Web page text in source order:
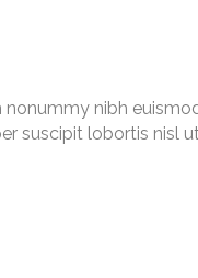
nibh
suscipit lobortis nisl